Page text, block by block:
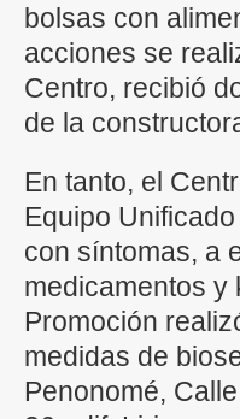
bolsas con
acciones se
Centro, recibió
de la
En tanto, el
Equipo
con síntomas, a
medicamentos y
Promoción
medidas de
Penonomé,